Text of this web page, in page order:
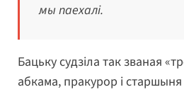
мы паехалі.
Бацьку судзіла так званая
абкама, пракурор і